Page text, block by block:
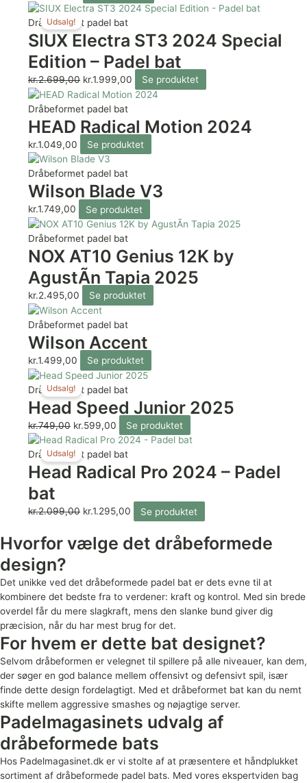
Udsalg!
Dråbeformet padel bat
SIUX Electra ST3 2024 Special
Edition – Padel bat
kr.2.699,00 kr.1.999,00 Se produktet
Dråbeformet padel bat
HEAD Radical Motion 2024
kr.1.049,00 Se produktet
Dråbeformet padel bat
Wilson Blade V3
kr.1.749,00 Se produktet
Dråbeformet padel bat
NOX AT10 Genius 12K by
AgustÃ­n Tapia 2025
kr.2.495,00 Se produktet
Dråbeformet padel bat
Wilson Accent
kr.1.499,00 Se produktet
Udsalg!
Dråbeformet padel bat
Head Speed Junior 2025
kr.749,00 kr.599,00 Se produktet
Udsalg!
Dråbeformet padel bat
Head Radical Pro 2024 – Padel
bat
kr.2.099,00 kr.1.295,00 Se produktet
Hvorfor vælge det dråbeformede
design?
Det unikke ved det dråbeformede padel bat er dets evne til at
kombinere det bedste fra to verdener: kraft og kontrol. Med sin brede
overdel får du mere slagkraft, mens den slanke bund giver dig
præcision, når du har mest brug for det.
For hvem er dette bat designet?
Selvom dråbeformen er velegnet til spillere på alle niveauer, kan dem,
der søger en god balance mellem offensivt og defensivt spil, især
finde dette design fordelagtigt. Med et dråbeformet bat kan du nemt
skifte mellem aggressive smashes og nøjagtige server.
Padelmagasinets udvalg af
dråbeformede bats
Hos Padelmagasinet.dk er vi stolte af at præsentere et håndplukket
sortiment af dråbeformede padel bats. Med vores ekspertviden bag